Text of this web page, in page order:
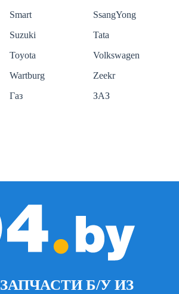
Smart
SsangYong
Suzuki
Tata
Toyota
Volkswagen
Wartburg
Zeekr
Газ
ЗАЗ
Б/У ИЗ